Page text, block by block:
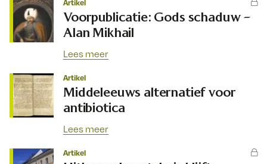
Artikel
Voorpublicatie: Gods schaduw –
Alan Mikhail
Lees meer
Artikel
Middeleeuws alternatief voor
antibiotica
Lees meer
Artikel